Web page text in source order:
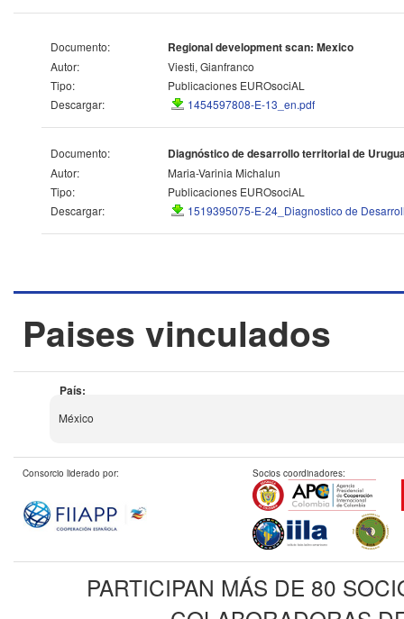
Documento: Regional development scan: Mexico
Autor:
Viesti, Gianfranco
Tipo:
Publicaciones EUROsociAL
Descargar:
1454597808-E-13_en.pdf
Documento: Diagnóstico de desarrollo territorial de
Autor:
Maria-Varinia Michalun
Tipo:
Publicaciones EUROsociAL
Descargar:
1519395075-E-24_Diagnostico de
Paises vinculados
País:
México
Consorcio liderado por: Socios coordinadores:
PARTICIPAN MÁS DE 80